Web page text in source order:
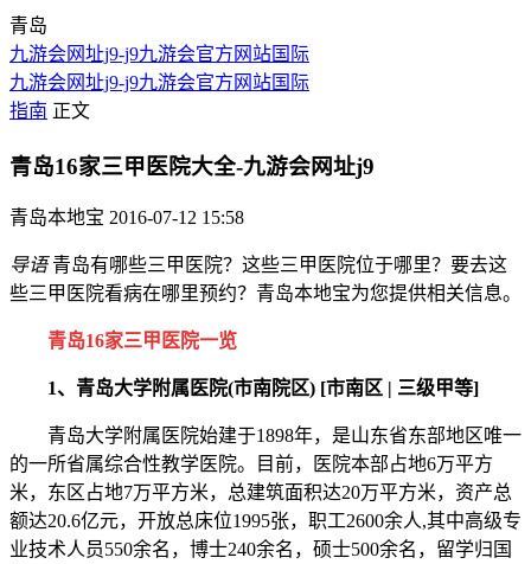
青岛
九游会网址j9-j9九游会官方网站国际
九游会网址j9-j9九游会官方网站国际
指南 正文
青岛16家三甲医院大全-九游会网址j9
青岛本地宝 2016-07-12 15:58
导语青岛有哪些三甲医院？这些三甲医院位于哪里？要去这
些三甲医院看病在哪里预约？青岛本地宝为您提供相关信息。
青岛16家三甲医院一览
1、青岛大学附属医院(市南院区) [市南区 | 三级甲等]
青岛大学附属医院始建于1898年，是山东省东部地区唯一
的一所省属综合性教学医院。目前，医院本部占地6万平方
米，东区占地7万平方米，总建筑面积达20万平方米，资产总
额达20.6亿元，开放总床位1995张，职工2600余人,其中高级专
业技术人员550余名，博士240余名，硕士500余名，留学归国